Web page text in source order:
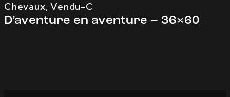
Chevaux,Vendu-C
D’aventure en aventure – 36×60